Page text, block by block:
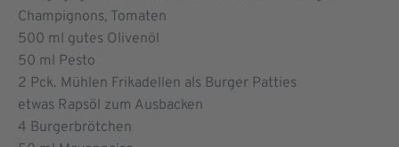
Champignons, Tomaten
500 ml gutes Olivenöl
50 ml Pesto
2 Pck. Mühlen Frikadellen als Burger Patties
etwas Rapsöl zum Ausbacken
4 Burgerbrötchen